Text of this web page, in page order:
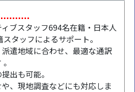
ブスタッフ694名在籍・日本人
タッフによるサポート。
遣地域に合わせ、最適な通訳
出も可能。
、現地調査などにも対応しま